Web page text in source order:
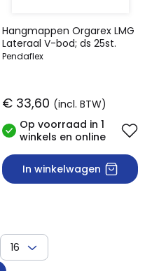
Hangmappen Orgarex LMG
Lateraal V-bod; ds 25st.
Pendaflex
€ 33,60 (incl. BTW)
Op voorraad in 1
winkels en online
In winkelwagen
16